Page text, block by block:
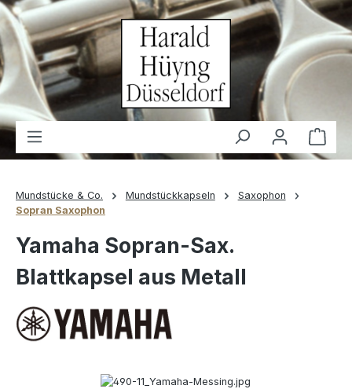
springen
Mundstücke & Co. Mundstückkapseln
Saxophon
Sopran Saxophon
Yamaha Sopran-Sax.
Blattkapsel aus Metall
Bildergalerie überspringen